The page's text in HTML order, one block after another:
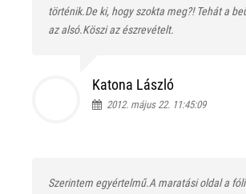
történik.De ki, hogy szokta meg?! Tehát a
az alsó.Köszi az észrevételt.
Katona László
2012. május 22. 11:45:09
Szerintem egyértelmű.A maratási oldal a